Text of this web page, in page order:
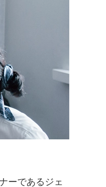
ーであるジェ